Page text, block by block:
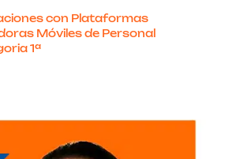
con Plataformas
Móviles de Personal
1ª